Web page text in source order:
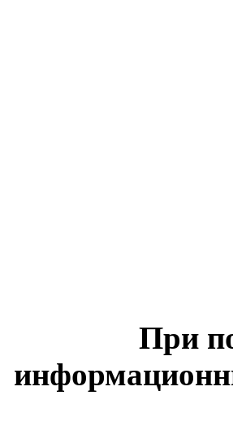
При